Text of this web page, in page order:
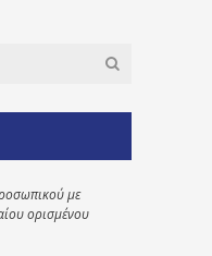
με
ορισμένου